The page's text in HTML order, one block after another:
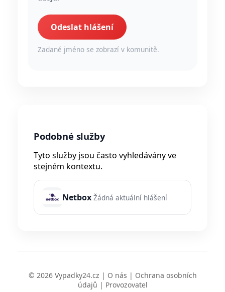
Odeslat hlášení
Zadané jméno se zobrazí v komunitě.
Podobné služby
Tyto služby jsou často vyhledávány ve
stejném kontextu.
Netbox Žádná aktuální hlášení
© 2026 Vypadky24.cz | O nás | Ochrana osobních
údajů | Provozovatel